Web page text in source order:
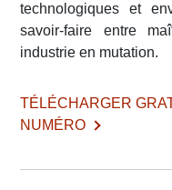
technologiques et
savoir-faire entre
industrie en mutation.
TÉLÉCHARGER
NUMÉRO